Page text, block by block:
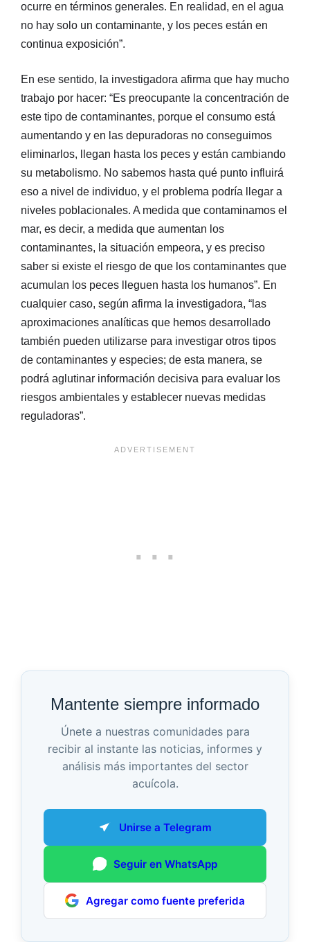
ocurre en términos generales. En realidad, en el agua
no hay solo un contaminante, y los peces están en
continua exposición”.
En ese sentido, la investigadora afirma que hay mucho
trabajo por hacer: “Es preocupante la concentración de
este tipo de contaminantes, porque el consumo está
aumentando y en las depuradoras no conseguimos
eliminarlos, llegan hasta los peces y están cambiando
su metabolismo. No sabemos hasta qué punto influirá
eso a nivel de individuo, y el problema podría llegar a
niveles poblacionales. A medida que contaminamos el
mar, es decir, a medida que aumentan los
contaminantes, la situación empeora, y es preciso
saber si existe el riesgo de que los contaminantes que
acumulan los peces lleguen hasta los humanos”. En
cualquier caso, según afirma la investigadora, “las
aproximaciones analíticas que hemos desarrollado
también pueden utilizarse para investigar otros tipos
de contaminantes y especies; de esta manera, se
podrá aglutinar información decisiva para evaluar los
riesgos ambientales y establecer nuevas medidas
reguladoras”.
Mantente siempre informado
Únete a nuestras comunidades para
recibir al instante las noticias, informes y
análisis más importantes del sector
acuícola.
Unirse a Telegram
Seguir en WhatsApp
Agregar como fuente preferida